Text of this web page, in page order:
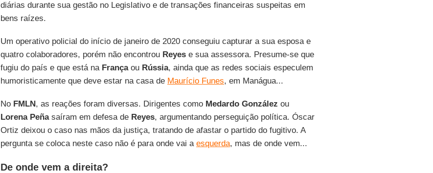
diárias durante sua gestão no Legislativo e de transações financeiras suspeitas em
bens raízes.
Um operativo policial do início de janeiro de 2020 conseguiu capturar a sua esposa e
quatro colaboradores, porém não encontrou Reyese sua assessora. Presume-se que
fugiu do país e que está na Françaou Rússia, ainda que as redes sociais especulem
humoristicamente que deve estar na casa de Maurício Funes, em Manágua...
No FMLN, as reações foram diversas. Dirigentes como Medardo González ou
Lorena Peñasaíram em defesa de Reyes, argumentando perseguição política. Óscar
Ortiz deixou o caso nas mãos da justiça, tratando de afastar o partido do fugitivo. A
pergunta se coloca neste caso não é para onde vai a esquerda, mas de onde vem...
De onde vem a direita?